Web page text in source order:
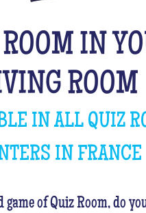
IN
ROOM
IN ALL QUIZ
IN FRANCE
game of Quiz Room, do